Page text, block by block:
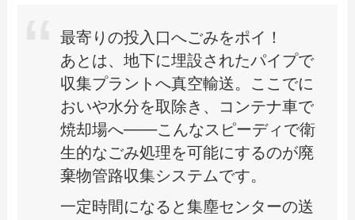
最寄りの投入口へごみをポイ！
あとは、地下に埋設されたパイプで
収集プラントへ真空輸送。ここでに
おいや水分を取除き、コンテナ車で
焼却場へ───こんなスピーディで衛
生的なごみ処理を可能にするのが廃
棄物管路収集システムです。
一定時間になると集塵センターの送